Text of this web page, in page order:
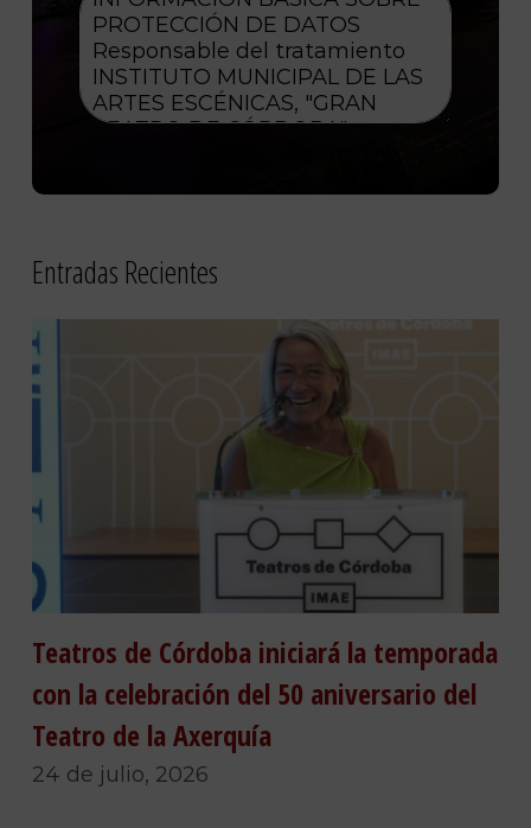
Entradas Recientes
Teatros de Córdoba iniciará la temporada
con la celebración del 50 aniversario del
Teatro de la Axerquía
24 de julio, 2026